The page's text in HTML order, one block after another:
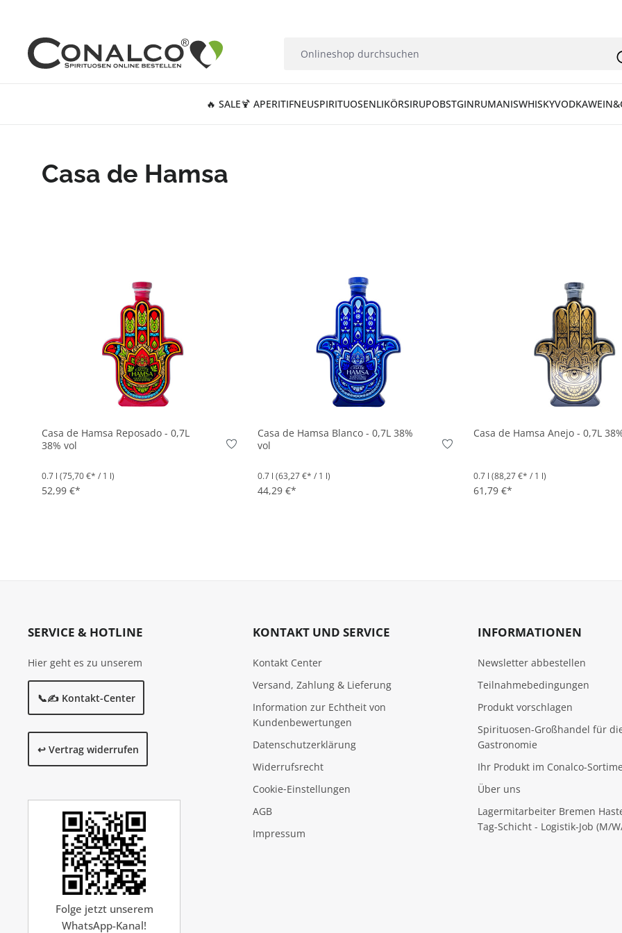
🔥 SALE🍹 APERITIFNEUSPIRITUOSENLIKÖRSIRUPOBSTGINRUMANISWHISKYVODKA
Casa de Hamsa
Casa de Hamsa Reposado - 0,7L
38% vol
0.7 l (75,70 €* / 1 l)
52,99 €*
In den Korb
Casa de Hamsa Blanco - 0,7L 38%
vol
0.7 l (63,27 €* / 1 l)
44,29 €*
In den Korb
Casa de Hamsa Anejo - 0,7L
0.7 l (88,27 €* / 1 l)
61,79 €*
In den Korb
SERVICE & HOTLINE
Hier geht es zu unserem
📞✍️ Kontakt-Center
↩️ Vertrag widerrufen
Folge jetzt unserem
WhatsApp-Kanal!
KONTAKT UND SERVICE
Kontakt Center
Versand, Zahlung & Lieferung
Information zur Echtheit von
Kundenbewertungen
Datenschutzerklärung
Widerrufsrecht
Cookie‑Einstellungen
AGB
Impressum
INFORMATIONEN
Newsletter abbestellen
Teilnahmebedingungen
Produkt vorschlagen
Spirituosen-Großhandel für
Gastronomie
Ihr Produkt im Conalco-
Über uns
Lagermitarbeiter Bremen
Tag-Schicht - Logistik-Job (M/